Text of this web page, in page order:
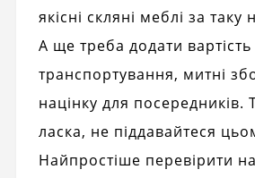
якісні скляні меблі за таку
А ще треба додати вартість
транспортування, митні
націнку для посередників.
ласка, не піддавайтеся
Найпростіше перевірити